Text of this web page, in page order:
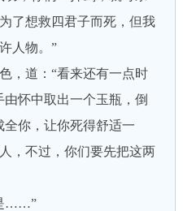
了想救四君子而死，但我
人物。”
道：“看来还有一点时
怀中取出一个玉瓶，倒
全你，让你死得舒适一
，不过，你们要先把这两
……”